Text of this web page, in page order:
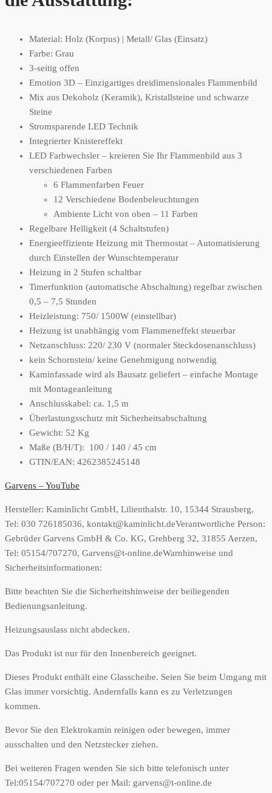
Material: Holz (Korpus) | Metall/ Glas (Einsatz)
Farbe: Grau
3-seitig offen
Emotion 3D – Einzigartiges dreidimensionales Flammenbild
Mix aus Dekoholz (Keramik), Kristallsteine und schwarze
Steine
Stromsparende LED Technik
Integrierter Knistereffekt
LED Farbwechsler – kreieren Sie Ihr Flammenbild aus 3
verschiedenen Farben
6 Flammenfarben Feuer
12 Verschiedene Bodenbeleuchtungen
Ambiente Licht von oben – 11 Farben
Regelbare Helligkeit (4 Schaltstufen)
Energieeffiziente Heizung mit Thermostat – Automatisierung
durch Einstellen der Wunschtemperatur
Heizung in 2 Stufen schaltbar
Timerfunktion (automatische Abschaltung) regelbar zwischen
0,5 – 7,5 Stunden
Heizleistung: 750/ 1500W (einstellbar)
Heizung ist unabhängig vom Flammeneffekt steuerbar
Netzanschluss: 220/ 230 V (normaler Steckdosenanschluss)
kein Schornstein/ keine Genehmigung notwendig
Kaminfassade wird als Bausatz geliefert – einfache Montage
mit Montageanleitung
Anschlusskabel: ca. 1,5 m
Überlastungsschutz mit Sicherheitsabschaltung
Gewicht: 52 Kg
Maße (B/H/T): 100 / 140 / 45 cm
GTIN/EAN: 4262385245148
Garvens – YouTube
Hersteller: Kaminlicht GmbH, Lilienthalstr. 10, 15344 Strausberg,
Tel: 030 726185036, kontakt@kaminlicht.deVerantwortliche Person:
Gebrüder Garvens GmbH & Co. KG, Grehberg 32, 31855 Aerzen,
Tel: 05154/707270, Garvens@t-online.deWarnhinweise und
Sicherheitsinformationen:
Bitte beachten Sie die Sicherheitshinweise der beiliegenden
Bedienungsanleitung.
Heizungsauslass nicht abdecken.
Das Produkt ist nur für den Innenbereich geeignet.
Dieses Produkt enthält eine Glasscheibe. Seien Sie beim Umgang mit
Glas immer vorsichtig. Andernfalls kann es zu Verletzungen
kommen.
Bevor Sie den Elektrokamin reinigen oder bewegen, immer
ausschalten und den Netzstecker ziehen.
Bei weiteren Fragen wenden Sie sich bitte telefonisch unter
Tel:05154/707270 oder per Mail: garvens@t-online.de